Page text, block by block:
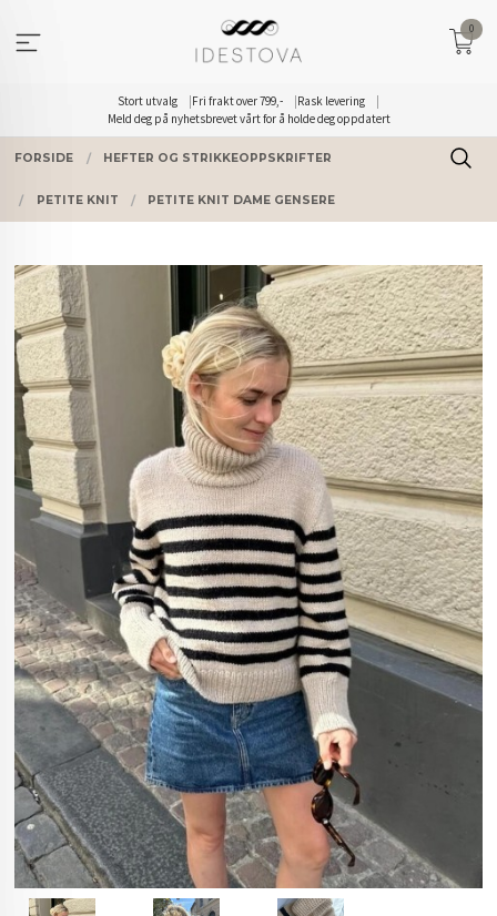
innholdet
Stort utvalg Fri frakt over 799,-
Rask levering
Meld deg på nyhetsbrevet vårt for å holde deg oppdatert
0
FORSIDE HEFTER OG STRIKKEOPPSKRIFTER
PETITE KNIT PETITE KNIT DAME GENSERE